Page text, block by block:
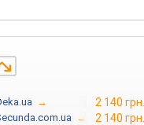
→ 2 140 грн.
→ 2 140 грн.